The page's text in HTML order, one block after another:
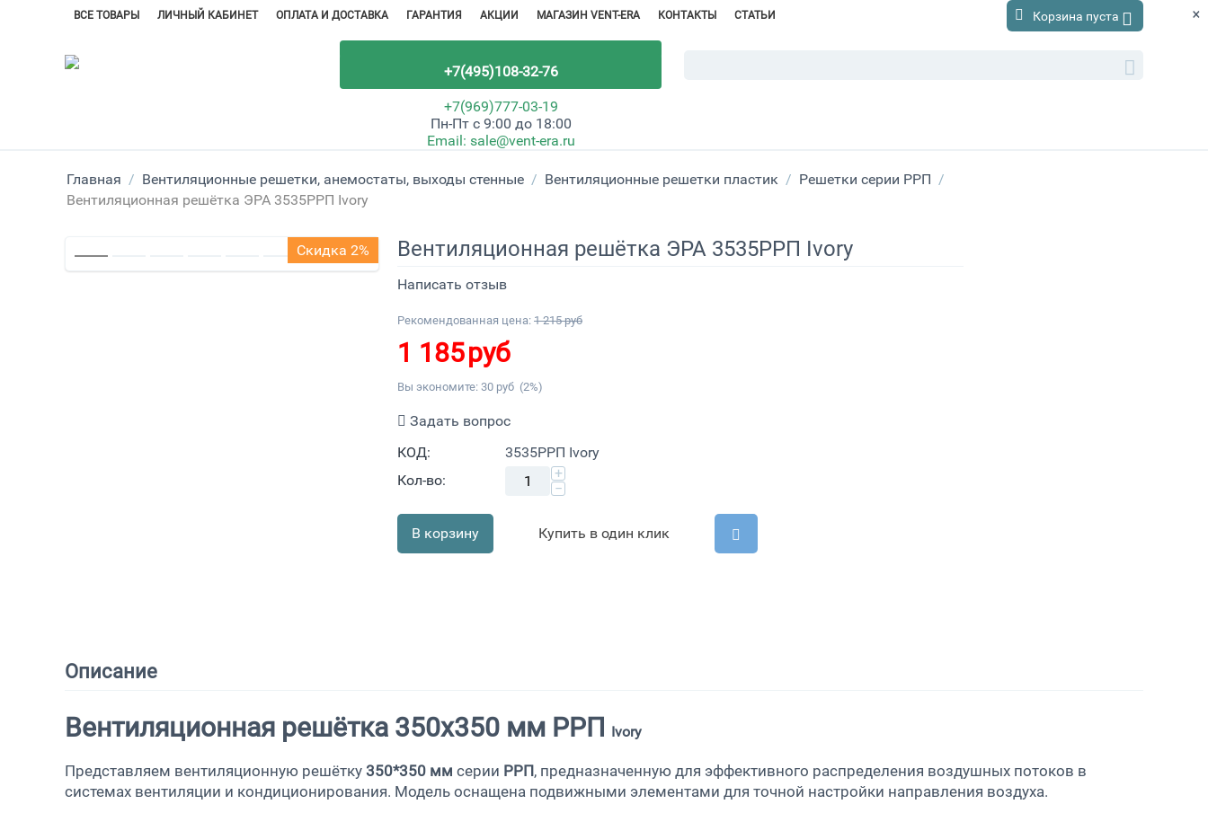
ВСЕ ТОВАРЫ ЛИЧНЫЙ КАБИНЕТ ОПЛАТА И ДОСТАВКА ГАРАНТИЯ АКЦИИ МАГАЗИН VENT-ERA КОНТАКТЫ СТАТЬИ Корзина пуста
+7(495)108-32-76
+7(969)777-03-19
Пн-Пт с 9:00 до 18:00
Email: sale@vent-era.ru
Главная / Вентиляционные решетки, анемостаты, выходы стенные / Вентиляционные решетки пластик / Решетки серии РРП /
Вентиляционная решётка ЭРА 3535РРП Ivory
Скидка 2% Вентиляционная решётка ЭРА 3535РРП Ivory
Написать отзыв
Рекомендованная цена: 1 215 руб
1 185руб
Вы экономите: 30 руб (2%)
Задать вопрос
КОД:
3535РРП Ivory
Кол-во:
+
−
В корзину Купить в один клик
Описание
Вентиляционная решётка 350x350 мм РРП Ivory
Представляем вентиляционную решётку 350*350 мм серии РРП, предназначенную для эффективного распределения воздушных потоков в
системах вентиляции и кондиционирования. Модель оснащена подвижными элементами для точной настройки направления воздуха.
×